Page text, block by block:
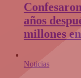
años
millones
Noticias